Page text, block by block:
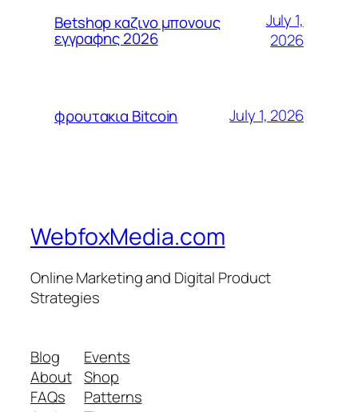
Betshop καζινο μπονους
εγγραφης 2026
July 1,
2026
φρουτακια Bitcoin July 1, 2026
WebfoxMedia.com
Online Marketing and Digital Product
Strategies
Blog
About
FAQs
Events
Shop
Patterns